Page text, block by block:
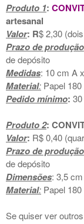
Produto 1:
artesanal
Valor: R$ 2,30
Prazo de produção
de depósito
Medidas: 10 cm A
Material: Papel 180
Pedido mínimo:
Produto 2:
Valor: R$ 0,40
Prazo de produção
de depósito
Dimensões: 3,5
Material: Papel 180
Se quiser ver